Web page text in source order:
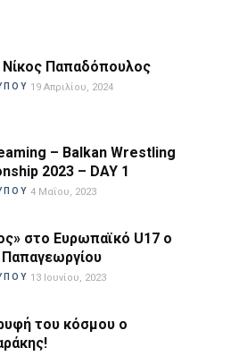
Παπαδόπουλος
19 Απριλίου, 2024
– Balkan Wrestling
2023 – DAY 1
4 Μαΐου, 2023
στο Ευρωπαϊκό U17 ο
Παπαγεωργίου
13 Ιουνίου, 2023
του κόσμου ο